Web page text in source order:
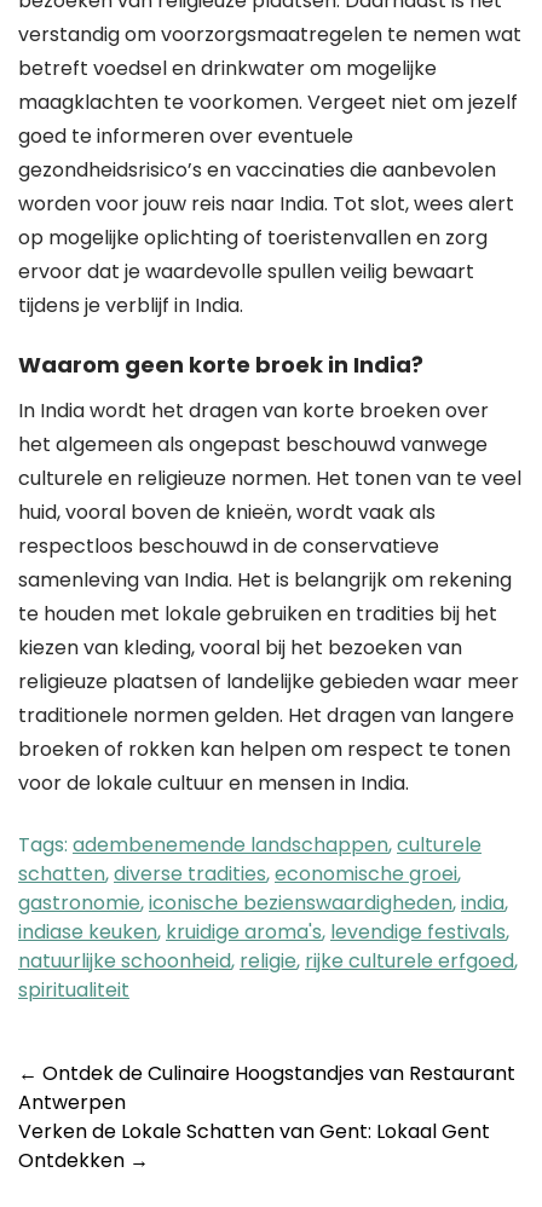
verstandig om voorzorgsmaatregelen te nemen wat
betreft voedsel en drinkwater om mogelijke
maagklachten te voorkomen. Vergeet niet om jezelf
goed te informeren over eventuele
gezondheidsrisico’s en vaccinaties die aanbevolen
worden voor jouw reis naar India. Tot slot, wees alert
op mogelijke oplichting of toeristenvallen en zorg
ervoor dat je waardevolle spullen veilig bewaart
tijdens je verblijf in India.
Waarom geen korte broek in India?
In India wordt het dragen van korte broeken over
het algemeen als ongepast beschouwd vanwege
culturele en religieuze normen. Het tonen van te veel
huid, vooral boven de knieën, wordt vaak als
respectloos beschouwd in de conservatieve
samenleving van India. Het is belangrijk om rekening
te houden met lokale gebruiken en tradities bij het
kiezen van kleding, vooral bij het bezoeken van
religieuze plaatsen of landelijke gebieden waar meer
traditionele normen gelden. Het dragen van langere
broeken of rokken kan helpen om respect te tonen
voor de lokale cultuur en mensen in India.
Tags: adembenemende landschappen,culturele
schatten,diverse tradities,economische groei,
gastronomie,iconische bezienswaardigheden,india,
indiase keuken, kruidige aroma's, levendige festivals,
natuurlijke schoonheid, religie, rijke culturele erfgoed,
spiritualiteit
Post
navigation
← Ontdek de Culinaire Hoogstandjes van Restaurant
Antwerpen
Verken de Lokale Schatten van Gent: Lokaal Gent
Ontdekken →